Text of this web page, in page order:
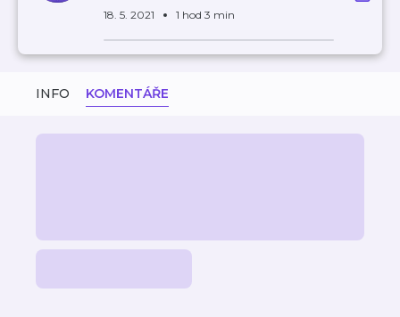
18. 5. 2021 1 hod 3 min
INFO KOMENTÁŘE